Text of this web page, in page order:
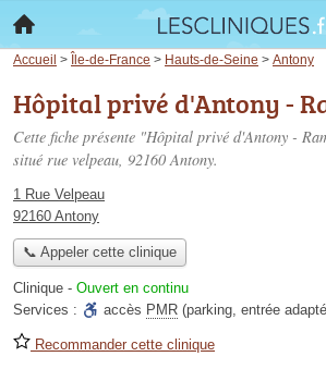
Accueil > Île-de-France > Hauts-de-Seine > Antony
Hôpital privé d'Antony -
Cette fiche présente "Hôpital privé d'Antony -
situé rue velpeau, 92160 Antony.
1 Rue Velpeau
92160 Antony
📞 Appeler cette clinique
Clinique - Ouvert en continu
Services :
accès PMR (parking, entrée
Recommander cette clinique